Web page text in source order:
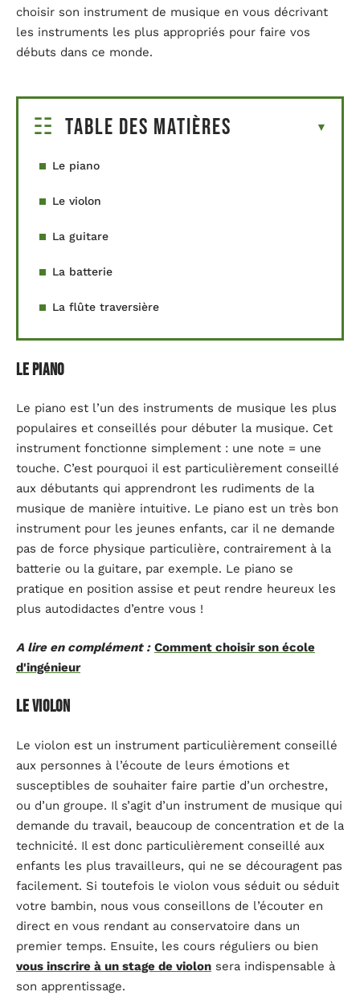
choisir son instrument de musique en vous décrivant
les instruments les plus appropriés pour faire vos
débuts dans ce monde.
Table des matières
Le piano
Le violon
La guitare
La batterie
La flûte traversière
Le piano
Le piano est l’un des instruments de musique les plus
populaires et conseillés pour débuter la musique. Cet
instrument fonctionne simplement : une note = une
touche. C’est pourquoi il est particulièrement conseillé
aux débutants qui apprendront les rudiments de la
musique de manière intuitive. Le piano est un très bon
instrument pour les jeunes enfants, car il ne demande
pas de force physique particulière, contrairement à la
batterie ou la guitare, par exemple. Le piano se
pratique en position assise et peut rendre heureux les
plus autodidactes d’entre vous !
A lire en complément : Comment choisir son école
d'ingénieur
Le violon
Le violon est un instrument particulièrement conseillé
aux personnes à l’écoute de leurs émotions et
susceptibles de souhaiter faire partie d’un orchestre,
ou d’un groupe. Il s’agit d’un instrument de musique qui
demande du travail, beaucoup de concentration et de la
technicité. Il est donc particulièrement conseillé aux
enfants les plus travailleurs, qui ne se découragent pas
facilement. Si toutefois le violon vous séduit ou séduit
votre bambin, nous vous conseillons de l’écouter en
direct en vous rendant au conservatoire dans un
premier temps. Ensuite, les cours réguliers ou bien
vous inscrire à un stage de violon sera indispensable à
son apprentissage.